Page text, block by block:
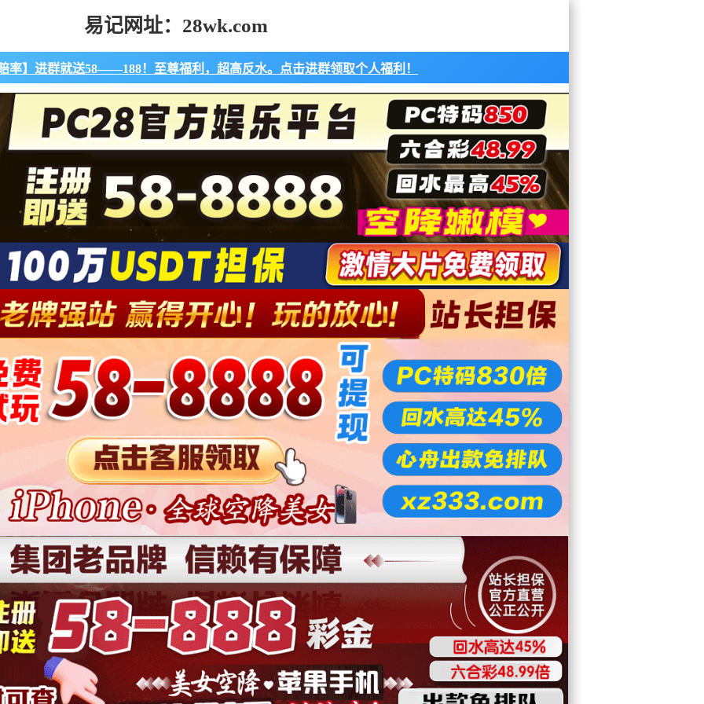
易记网址：28wk.com